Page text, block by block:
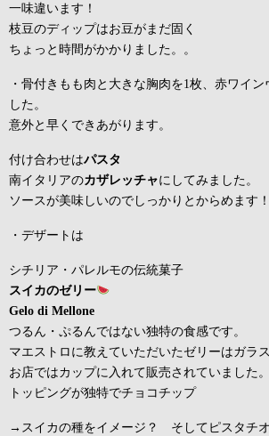
一味違います！
枝豆のディップはお豆がまだ固く
ちょっと時間がかかりました。。
・骨付きもも肉と大きな胸肉を1枚、赤ワイ
した。
意外と早くできあがります。
付け合わせはパスタ
南イタリアのカザレッチャにしてみました。
ソースが美味しいのでしっかりとからめます！
・デザートは
シチリア・パレルモの伝統菓子
スイカのゼリー
Gelo di Mellone
つるん・ぷるんではない独特の食感です。
マエストロに教えていただいたゼリーはガラ
お店ではカップに入れて販売されていました。
トッピングが独特でチョコチップ
→スイカの種をイメージ？ そしてピスタチオ